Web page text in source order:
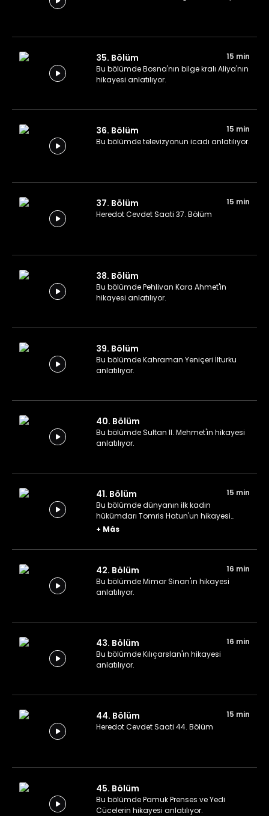
35. Bölüm
15 min
Bu bölümde Bosna'nın bilge kralı Aliya'nın
hikayesi anlatılıyor.
36. Bölüm
15 min
Bu bölümde televizyonun icadı anlatılıyor.
37. Bölüm
15 min
Heredot Cevdet Saati 37. Bölüm
38. Bölüm
Bu bölümde Pehlivan Kara Ahmet'in
hikayesi anlatılıyor.
39. Bölüm
Bu bölümde Kahraman Yeniçeri İlturku
anlatılıyor.
40. Bölüm
Bu bölümde Sultan II. Mehmet'in hikayesi
anlatılıyor.
41. Bölüm
15 min
Bu bölümde dünyanın ilk kadın
hükümdarı Tomris Hatun'un hikayesi
anlatılıyor.
+ Más
42. Bölüm
16 min
Bu bölümde Mimar Sinan'ın hikayesi
anlatılıyor.
43. Bölüm
16 min
Bu bölümde Kılıçarslan'ın hikayesi
anlatılıyor.
44. Bölüm
15 min
Heredot Cevdet Saati 44. Bölüm
45. Bölüm
Bu bölümde Pamuk Prenses ve Yedi
Cücelerin hikayesi anlatılıyor.